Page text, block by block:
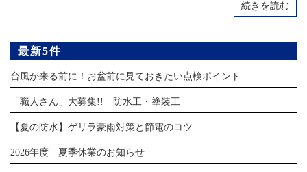
続きを読む
最新5件
台風が来る前に！お盆前に見ておきたい点検ポイント
「職人さん」大募集!! 防水工・塗装工
【夏の防水】ゲリラ豪雨対策と節電のコツ
2026年度 夏季休業のお知らせ